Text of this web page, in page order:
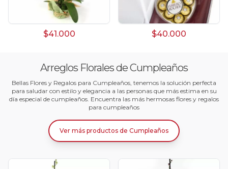
$41.000 $40.000
Arreglos Florales de Cumpleaños
Bellas Flores y Regalos para Cumpleaños, tenemos la solución perfecta
para saludar con estilo y elegancia a las personas que más estima en su
día especial de cumpleaños. Encuentra las más hermosas flores y regalos
para cumpleaños
Ver más productos de Cumpleaños